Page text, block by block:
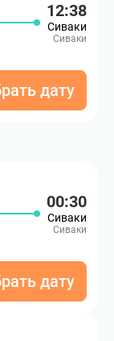
12:38
Сиваки
Сиваки
дату
00:30
Сиваки
Сиваки
дату